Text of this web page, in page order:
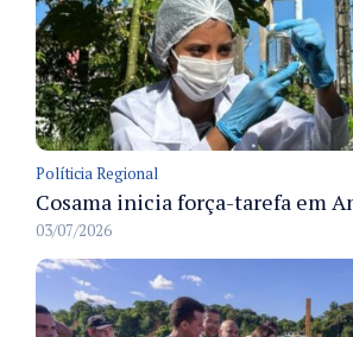
Políticia Regional
03/07/2026